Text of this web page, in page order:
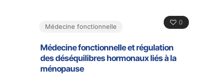
0
Médecine fonctionnelle
Médecine fonctionnelle et régulation
des déséquilibres hormonaux liés à la
ménopause